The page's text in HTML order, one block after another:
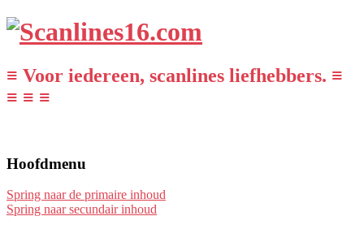
≡ Voor iedereen, scanlines liefhebbers. ≡
≡ ≡ ≡
Hoofdmenu
Spring naar de primaire inhoud
Spring naar secundair inhoud